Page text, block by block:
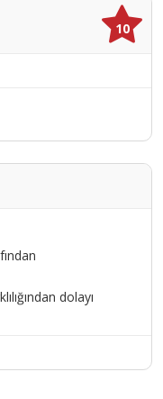
10
dolayı